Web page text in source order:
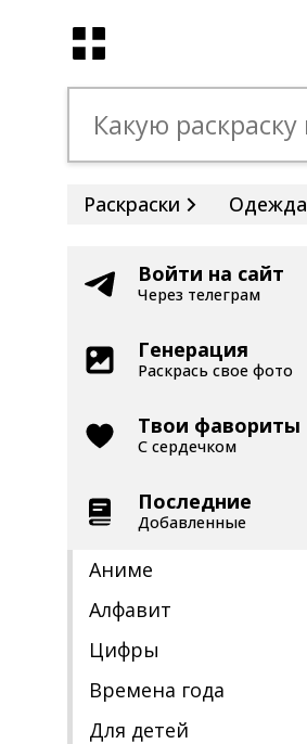
Раскраски Одежда
Войти на сайт
Через телеграм
Генерация
Раскрась свое фото
Твои фавориты
С сердечком
Последние
Добавленные
Аниме
Алфавит
Цифры
Времена года
Для детей